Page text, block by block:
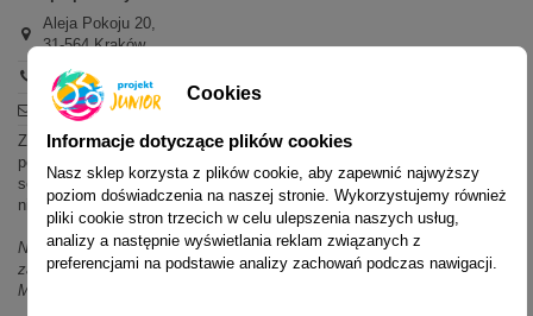
Aleja Pokoju 20,
31-564 Kraków
+48 600 779 897
sklep@projektjunior.pl
Zapraszamy do sklepu stacjonarnego:
poniedziałek - piątek: 11.00-19.00
sobota: 10.00-14.00
niedziela (każda): nieczynne
Nie odpowiadamy na wiadomości SMS. W sprawach dotyczących
zamówień i oferty prosimy o kontakt mailowy, telefoniczny lub przez
Messenger.
Cookies
Informacje dotyczące plików cookies
Nasz sklep korzysta z plików cookie, aby zapewnić najwyższy
poziom doświadczenia na naszej stronie. Wykorzystujemy również
pliki cookie stron trzecich w celu ulepszenia naszych usług,
analizy a następnie wyświetlania reklam związanych z
preferencjami na podstawie analizy zachowań podczas nawigacji.